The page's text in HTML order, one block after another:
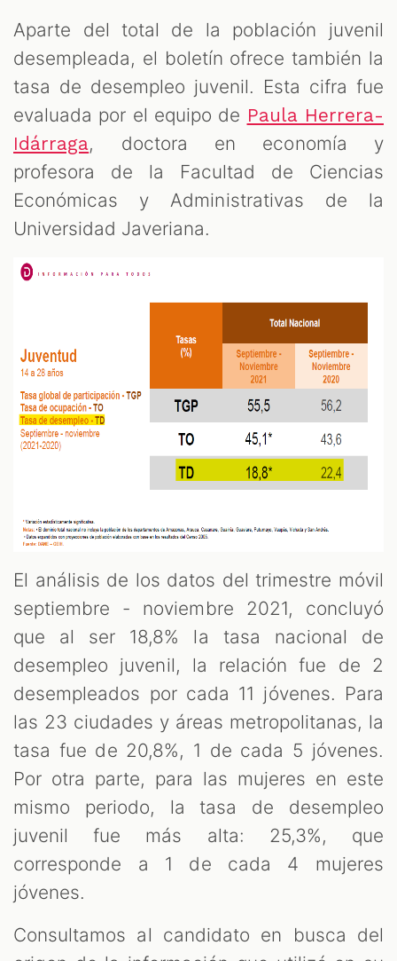
Aparte del total de la población juvenil
desempleada, el boletín ofrece también la
tasa de desempleo juvenil. Esta cifra fue
evaluada por el equipo de Paula Herrera-
Idárraga, doctora en economía y
profesora de la Facultad de Ciencias
Económicas y Administrativas de la
Universidad Javeriana.
El análisis de los datos del trimestre móvil
septiembre - noviembre 2021, concluyó
que al ser 18,8% la tasa nacional de
desempleo juvenil, la relación fue de 2
desempleados por cada 11 jóvenes. Para
las 23 ciudades y áreas metropolitanas, la
tasa fue de 20,8%, 1 de cada 5 jóvenes.
Por otra parte, para las mujeres en este
mismo periodo, la tasa de desempleo
juvenil fue más alta: 25,3%, que
corresponde a 1 de cada 4 mujeres
jóvenes.
Consultamos al candidato en busca del